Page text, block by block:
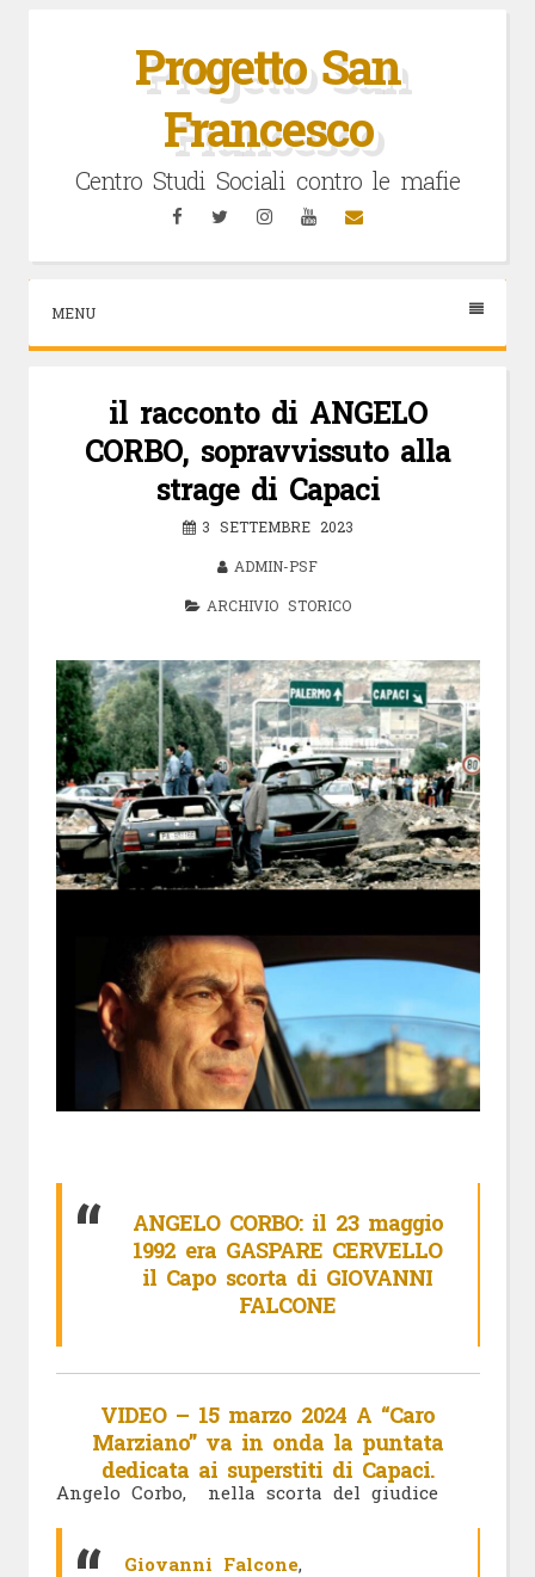
Progetto San
Francesco
Centro Studi Sociali contro le mafie
FacebookTwitterInstagramYouTubeEmail
MENU
il racconto di ANGELO
CORBO, sopravvissuto alla
strage di Capaci
3 SETTEMBRE 2023
ADMIN-PSF
ARCHIVIO STORICO
ANGELO CORBO: il 23 maggio
1992 era GASPARE CERVELLO
il Capo scorta di GIOVANNI
FALCONE
VIDEO – 15 marzo 2024 A “Caro
Marziano” va in onda la puntata
dedicata ai superstiti di Capaci.
Angelo Corbo, nella scorta del giudice
Giovanni Falcone,